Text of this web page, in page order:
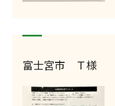
富士宮市 Ｔ様